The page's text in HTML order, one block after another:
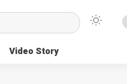
Video Story